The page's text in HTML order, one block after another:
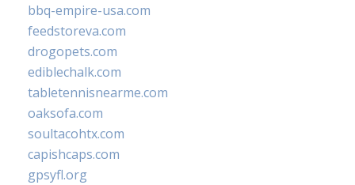
bbq-empire-usa.com
feedstoreva.com
drogopets.com
ediblechalk.com
tabletennisnearme.com
oaksofa.com
soultacohtx.com
capishcaps.com
gpsyfl.org